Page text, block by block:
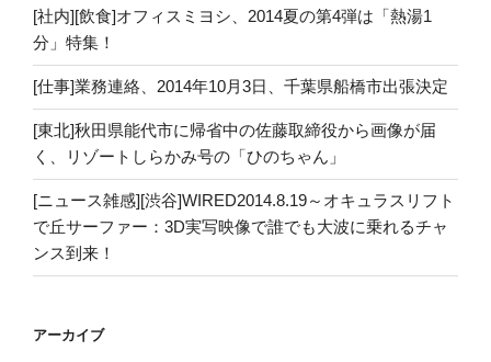
[社内][飲食]オフィスミヨシ、2014夏の第4弾は「熱湯1
分」特集！
[仕事]業務連絡、2014年10月3日、千葉県船橋市出張決定
[東北]秋田県能代市に帰省中の佐藤取締役から画像が届
く、リゾートしらかみ号の「ひのちゃん」
[ニュース雑感][渋谷]WIRED2014.8.19～オキュラスリフト
で丘サーファー：3D実写映像で誰でも大波に乗れるチャ
ンス到来！
アーカイブ